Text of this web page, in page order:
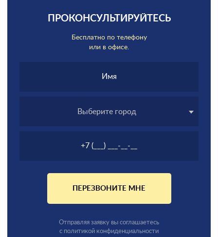
ПРОКОНСУЛЬТИРУЙТЕСЬ
Бесплатно по телефону
или в офисе.
Выберите город
ПЕРЕЗВОНИТЕ МНЕ
Отправляя заявку вы соглашаетесь
с политикой конфиденциальности